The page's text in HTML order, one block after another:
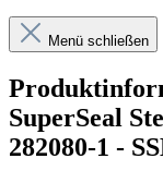
Menü schließen
SuperSeal
282080-1 -